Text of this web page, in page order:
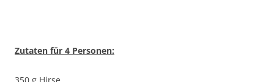
Zutaten für 4 Personen: